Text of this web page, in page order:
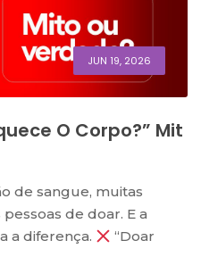
JUN 19, 2026
O Corpo?” Mit
de sangue, muitas
de doar. E a
a diferença.
“Doar